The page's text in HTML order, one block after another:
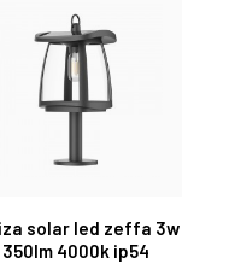
solar led zeffa 3w
350lm 4000k ip54